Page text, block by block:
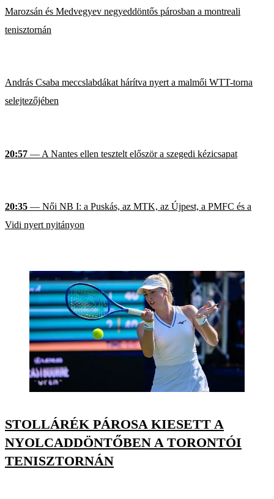
Marozsán és Medvegyev negyeddöntős párosban a montreali
tenisztornán
András Csaba meccslabdákat hárítva nyert a malmői WTT-torna
selejtezőjében
20:57 — A Nantes ellen tesztelt először a szegedi kézicsapat
20:35 — Női NB I: a Puskás, az MTK, az Újpest, a PMFC és a
Vidi nyert nyitányon
STOLLÁRÉK PÁROSA KIESETT A
NYOLCADDÖNTŐBEN A TORONTÓI
TENISZTORNÁN